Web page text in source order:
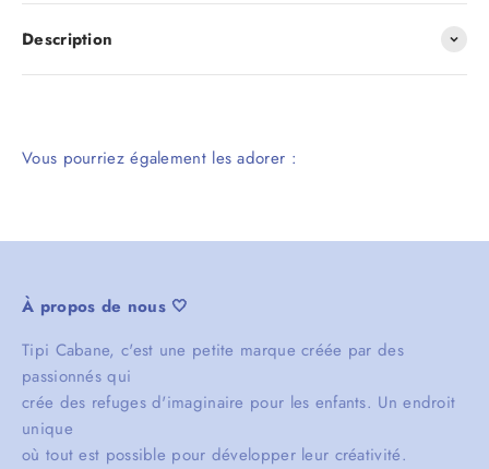
Description
Vous pourriez également les adorer :
À propos de nous 🤍
Tipi Cabane, c'est une petite marque créée par des
passionnés qui
crée des refuges d'imaginaire pour les enfants. Un endroit
unique
où tout est possible pour développer leur créativité.